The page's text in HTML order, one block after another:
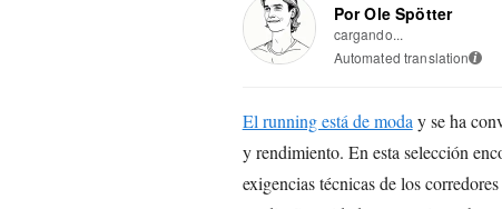
Por Ole Spötter
cargando...
Automated translation i
El running está de moda y se ha
y rendimiento. En esta selección
exigencias técnicas de los